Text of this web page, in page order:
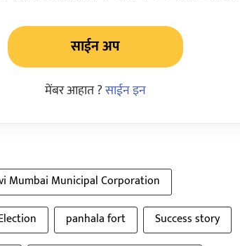
साईन अप
मेंबर आहात ?साईन इन
Mumbai Municipal Corporation
panhala fort
Success story